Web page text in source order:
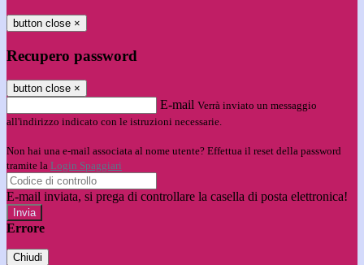
button close ×
Recupero password
button close ×
E-mail Verrà inviato un messaggio
all'indirizzo indicato con le istruzioni necessarie.
Non hai una e-mail associata al nome utente? Effettua il reset della password
tramite la Login Spaggiari
E-mail inviata, si prega di controllare la casella di posta elettronica!
Errore
Chiudi